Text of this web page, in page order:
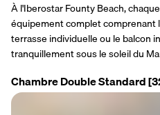
À l'Iberostar Founty Beach,
équipement complet comprenant
terrasse individuelle ou le balcon
tranquillement sous le soleil du
Chambre Double Standard